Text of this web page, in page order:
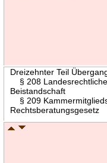
Dreizehnter Teil
§ 208
Beistandschaft
§ 209
Rechtsberatungsgesetz